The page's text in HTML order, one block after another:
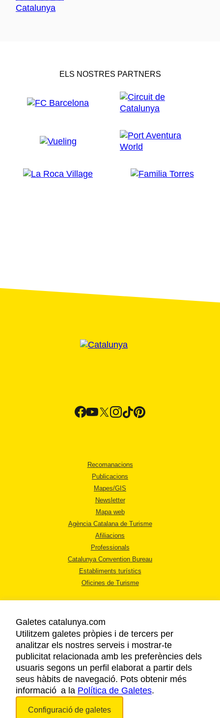
ELS NOSTRES PARTNERS
Recomanacions
Publicacions
Mapes/GIS
Newsletter
Mapa web
Agència Catalana de Turisme
Afiliacions
Professionals
Catalunya Convention Bureau
Establiments turístics
Oficines de Turisme
AVÍS LEGAL
POLÍTICA DE PRIVACITAT
COOKIES
ACCESSIBILITAT
Galetes catalunya.com
Utilitzem galetes pròpies i de tercers per
analitzar els nostres serveis i mostrar-te
publicitat relacionada amb les preferències dels
usuaris segons un perfil elaborat a partir dels
seus hàbits de navegació. Pots obtenir més
informació a la Política de Galetes.
Configuració de galetes